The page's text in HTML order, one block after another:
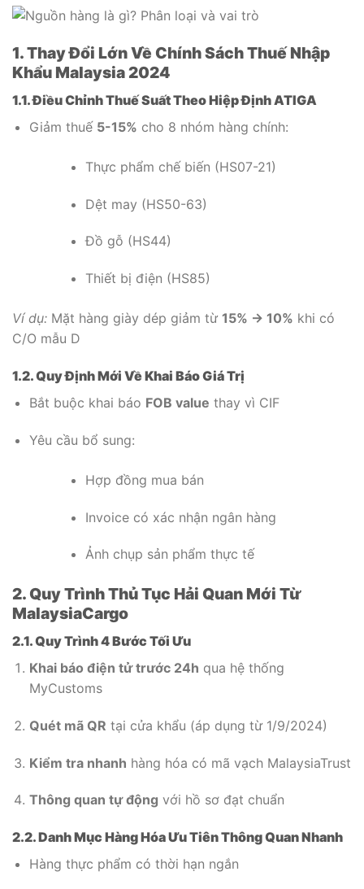
1. Thay Đổi Lớn Về Chính Sách Thuế Nhập
Khẩu Malaysia 2024
1.1. Điều Chỉnh Thuế Suất Theo Hiệp Định ATIGA
Giảm thuế 5-15% cho 8 nhóm hàng chính:
Thực phẩm chế biến (HS07-21)
Dệt may (HS50-63)
Đồ gỗ (HS44)
Thiết bị điện (HS85)
Ví dụ: Mặt hàng giày dép giảm từ 15% → 10% khi có
C/O mẫu D
1.2. Quy Định Mới Về Khai Báo Giá Trị
Bắt buộc khai báo FOB value thay vì CIF
Yêu cầu bổ sung:
Hợp đồng mua bán
Invoice có xác nhận ngân hàng
Ảnh chụp sản phẩm thực tế
2. Quy Trình Thủ Tục Hải Quan Mới Từ
MalaysiaCargo
2.1. Quy Trình 4 Bước Tối Ưu
Khai báo điện tử trước 24h qua hệ thống
MyCustoms
Quét mã QR tại cửa khẩu (áp dụng từ 1/9/2024)
Kiểm tra nhanh hàng hóa có mã vạch MalaysiaTrust
Thông quan tự động với hồ sơ đạt chuẩn
2.2. Danh Mục Hàng Hóa Ưu Tiên Thông Quan Nhanh
Hàng thực phẩm có thời hạn ngắn